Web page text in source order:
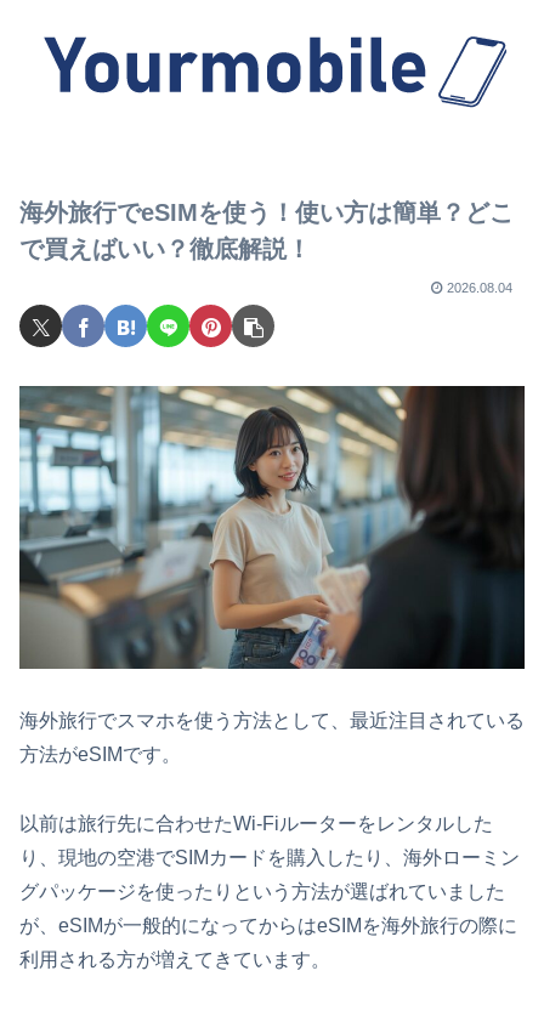
海外旅行でeSIMを使う！使い方は簡単？どこ
で買えばいい？徹底解説！
2026.08.04
海外旅行でスマホを使う方法として、最近注目されている
方法がeSIMです。
以前は旅行先に合わせたWi-Fiルーターをレンタルした
り、現地の空港でSIMカードを購入したり、海外ローミン
グパッケージを使ったりという方法が選ばれていました
が、eSIMが一般的になってからはeSIMを海外旅行の際に
利用される方が増えてきています。